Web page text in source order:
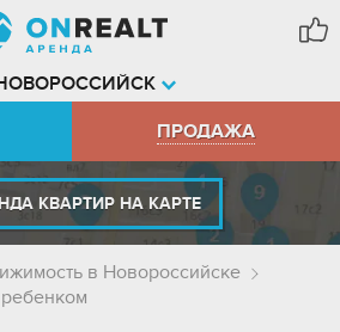
ПРОДАЖА
КВАРТИР НА КАРТЕ
в Новороссийске